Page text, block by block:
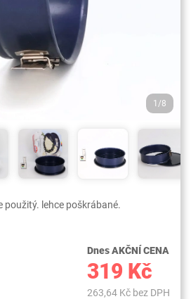
1/8
použitý. lehce poškrábané.
Dnes AKČNÍ CENA
319 Kč
263,64 Kč bez DPH